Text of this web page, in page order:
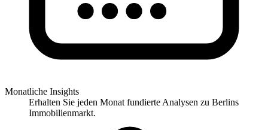
Monatliche Insights
Erhalten Sie jeden Monat fundierte Analysen zu Berlins
Immobilienmarkt.